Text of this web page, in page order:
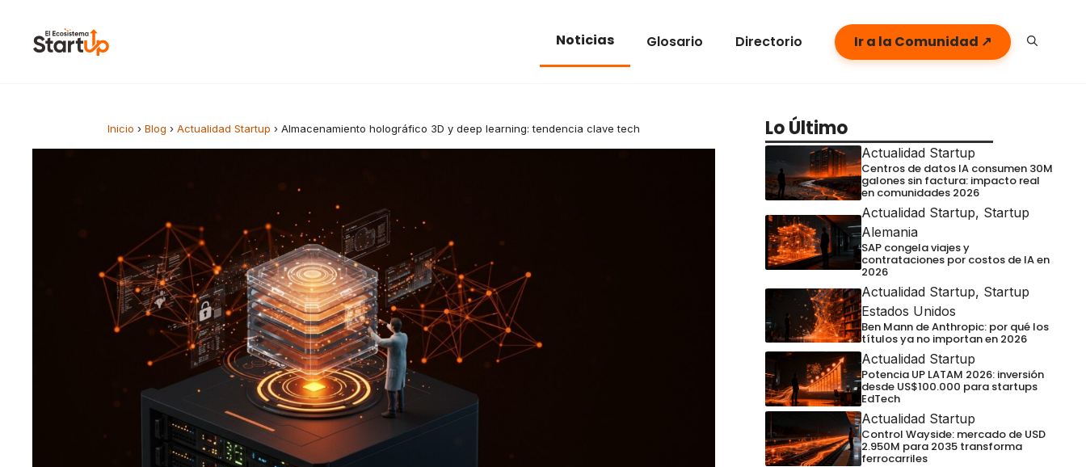
Noticias Glosario Directorio Ir a la Comunidad ↗
Inicio › Blog › Actualidad Startup › Almacenamiento holográfico 3D y deep learning: tendencia clave tech Lo Último
Actualidad Startup
Centros de datos IA consumen 30M
galones sin factura: impacto real
en comunidades 2026
Actualidad Startup, Startup
Alemania
SAP congela viajes y
contrataciones por costos de IA en
2026
Actualidad Startup, Startup
Estados Unidos
Ben Mann de Anthropic: por qué los
títulos ya no importan en 2026
Actualidad Startup
Potencia UP LATAM 2026: inversión
desde US$100.000 para startups
EdTech
Actualidad Startup
Control Wayside: mercado de USD
2.950M para 2035 transforma
ferrocarriles